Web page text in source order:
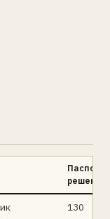
Паспорт /
решение
130